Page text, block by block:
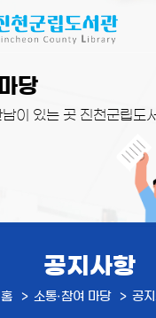
당
이 있는 곳 진천군립도
공지사항
홈 소통·참여 마당 공